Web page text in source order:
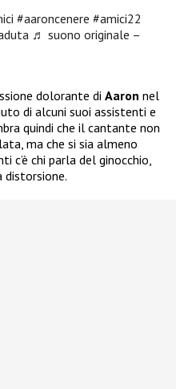
#aaroncenere #amici22
♬ suono originale –
dolorante di Aaron nel
di alcuni suoi assistenti e
quindi che il cantante non
ma che si sia almeno
c’è chi parla del ginocchio,
distorsione.